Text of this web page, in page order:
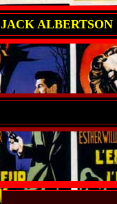
JACK ALBERTSON